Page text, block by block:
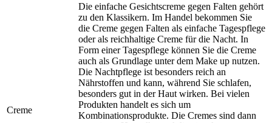
Creme
Die einfache Gesichtscreme gegen Falten gehört
zu den Klassikern. Im Handel bekommen Sie
die Creme gegen Falten als einfache Tagespflege
oder als reichhaltige Creme für die Nacht. In
Form einer Tagespflege können Sie die Creme
auch als Grundlage unter dem Make up nutzen.
Die Nachtpflege ist besonders reich an
Nährstoffen und kann, während Sie schlafen,
besonders gut in der Haut wirken. Bei vielen
Produkten handelt es sich um
Kombinationsprodukte. Die Cremes sind dann